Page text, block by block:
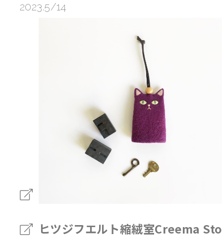
2023.5/14
ヒツジフエルト縮絨室Creema